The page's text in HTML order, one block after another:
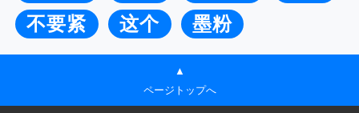
不要紧
这个 墨粉
▲
ページトップへ